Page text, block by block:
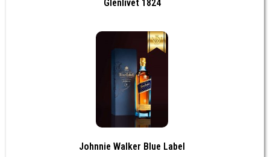
Glenlivet 1824
Johnnie Walker Blue Label